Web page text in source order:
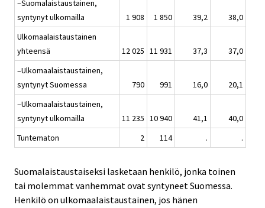
–Suomalaistaustainen,
syntynyt ulkomailla
1 908 1 850 39,2
38,0
Ulkomaalaistaustainen
yhteensä
12 025 11 931 37,3
37,0
–Ulkomaalaistaustainen,
syntynyt Suomessa
790 991 16,0
20,1
–Ulkomaalaistaustainen,
syntynyt ulkomailla
11 235 10 940 41,1
40,0
Tuntematon
2 114 . .
Suomalaistaustaiseksi lasketaan henkilö, jonka toinen
tai molemmat vanhemmat ovat syntyneet Suomessa.
Henkilö on ulkomaalaistaustainen, jos hänen